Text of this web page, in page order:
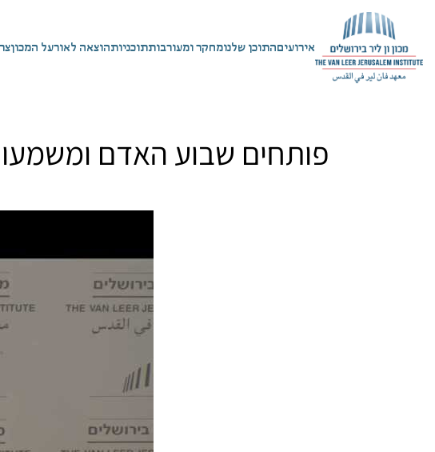
אירועיםהתוכן שלנומחקר ומעורבותתוכניותהוצאה לאורעל המכון
פותחים שבוע האדם